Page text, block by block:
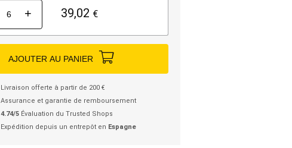
+ 39,02 €
AJOUTER AU PANIER
Livraison offerte à partir de 200 €
Assurance et garantie de remboursement
4.74/5 Évaluation du Trusted Shops
Expédition depuis un entrepôt en Espagne